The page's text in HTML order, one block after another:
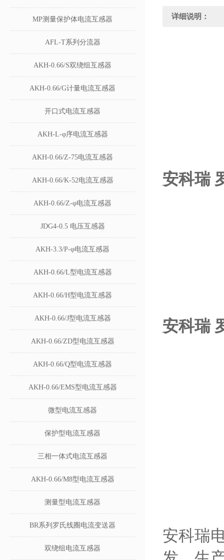
MP测量保护体电流互感器
AFL-T系列分流器
AKH-0.66/S双绕组互感器
AKH-0.66/G计量电流互感器
开口式电流互感器
AKH-L-φ序电流互感器
AKH-0.66/Z-75电流互感器
AKH-0.66/K-52电流互感器
AKH-0.66/Z-φ电流互感器
JDG4-0.5 电压互感器
AKH-3.3/P-φ电流互感器
AKH-0.66/L型电流互感器
AKH-0.66/H型电流互感器
AKH-0.66/J型电流互感器
AKH-0.66/ZD型电流互感器
AKH-0.66/Q型电流互感器
AKH-0.66/EMS型电流互感器
微型电流互感器
保护型电流互感器
三相一体式电流互感器
AKH-0.66/M8型电流互感器
测量型电流互感器
BR系列罗氏线圈电流变送器
双绕组电流互感器
详细说明：
安科瑞
安科瑞
安科瑞